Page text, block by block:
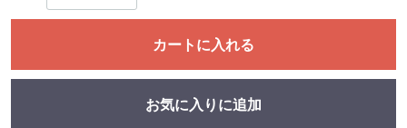
カートに入れる
お気に入りに追加